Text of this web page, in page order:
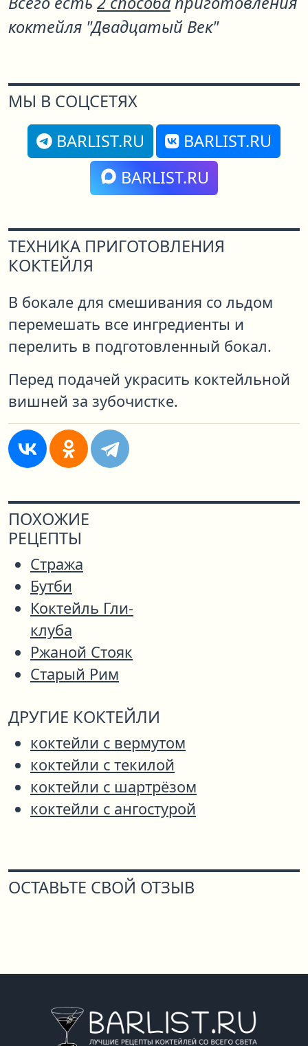
коктейля "Двадцатый Век"
МЫ В СОЦСЕТЯХ
BARLIST.RU
BARLIST.RU
BARLIST.RU
ТЕХНИКА ПРИГОТОВЛЕНИЯ
КОКТЕЙЛЯ
В бокале для смешивания со льдом
перемешать все ингредиенты и
перелить в подготовленный бокал.
Перед подачей украсить коктейльной
вишней за зубочистке.
ПОХОЖИЕ
РЕЦЕПТЫ
Стража
Бутби
Коктейль Гли-
клуба
Ржаной Стояк
Старый Рим
ДРУГИЕ КОКТЕЙЛИ
коктейли с вермутом
коктейли с текилой
коктейли с шартрёзом
коктейли с ангостурой
ОСТАВЬТЕ СВОЙ ОТЗЫВ